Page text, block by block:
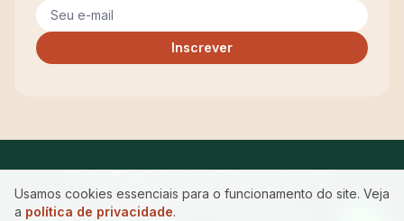
Seu e-mail
Inscrever
PrivacidadeAcessibilidade
© 2026 Maria Manuela Ferreira · CRP RJ 05/12843 — Começar
Usamos cookies essenciais para o funcionamento do site. Veja
a política de privacidade.